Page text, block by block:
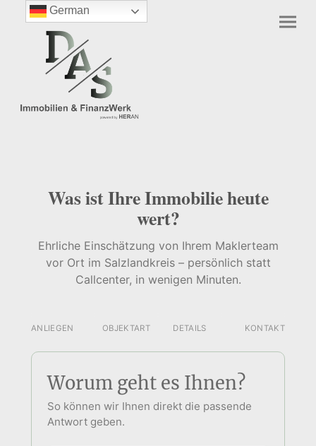
Was ist Ihre Immobilie heute
wert?
Ehrliche Einschätzung von Ihrem Maklerteam
vor Ort im Salzlandkreis – persönlich statt
Callcenter, in wenigen Minuten.
ANLIEGEN OBJEKTART DETAILS KONTAKT
Worum geht es Ihnen?
So können wir Ihnen direkt die passende
Antwort geben.
German